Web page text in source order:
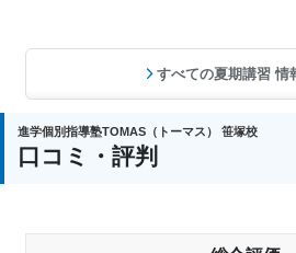
すべての夏期講習 情
進学個別指導塾TOMAS（トーマス） 笹塚校
口コミ・評判